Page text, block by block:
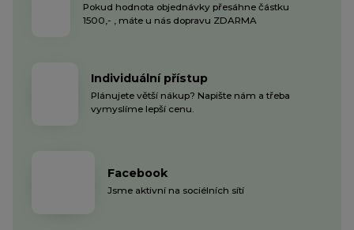
Pokud hodnota objednávky přesáhne částku
1500,- , máte u nás dopravu ZDARMA
Individuální přístup
Plánujete větší nákup? Napište nám a třeba
vymyslíme lepší cenu.
Facebook
Jsme aktivní na sociélních sítí